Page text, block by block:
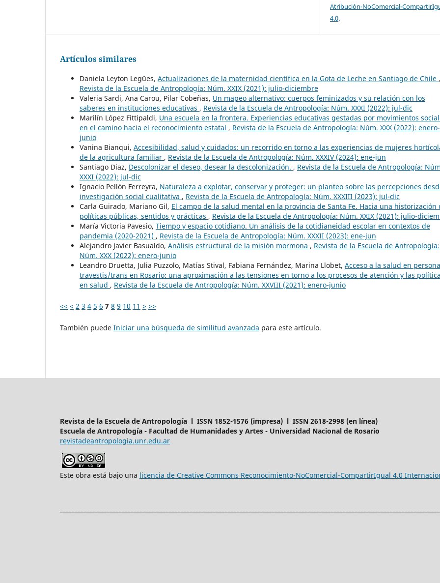
Atribución-NoComercial-
4.0.
Artículos similares
Daniela Leyton Legües, Actualizaciones de la maternidad científica en la Gota de Leche en Santiago de Chile ,
Revista de la Escuela de Antropología: Núm. XXIX (2021): julio-diciembre
Valeria Sardi, Ana Carou, Pilar Cobeñas, Un mapeo alternativo: cuerpos feminizados y su relación con los
saberes en instituciones educativas , Revista de la Escuela de Antropología: Núm. XXXI (2022): jul-dic
Marilín López Fittipaldi, Una escuela en la frontera. Experiencias educativas gestadas por movimientos
en el camino hacia el reconocimiento estatal , Revista de la Escuela de Antropología: Núm. XXX (2022): enero-
junio
Vanina Bianqui, Accesibilidad, salud y cuidados: un recorrido en torno a las experiencias de mujeres
de la agricultura familiar , Revista de la Escuela de Antropología: Núm. XXXIV (2024): ene-jun
Santiago Diaz, Descolonizar el deseo, desear la descolonización. , Revista de la Escuela de Antropología:
XXXI (2022): jul-dic
Ignacio Pellón Ferreyra, Naturaleza a explotar, conservar y proteger: un planteo sobre las percepciones
investigación social cualitativa , Revista de la Escuela de Antropología: Núm. XXXIII (2023): jul-dic
Carla Guirado, Mariano Gil, El campo de la salud mental en la provincia de Santa Fe. Hacia una historización
políticas públicas, sentidos y prácticas , Revista de la Escuela de Antropología: Núm. XXIX (2021): julio-
María Victoria Pavesio, Tiempo y espacio cotidiano. Un análisis de la cotidianeidad escolar en contextos de
pandemia (2020-2021) , Revista de la Escuela de Antropología: Núm. XXXII (2023): ene-jun
Alejandro Javier Basualdo, Análisis estructural de la misión mormona , Revista de la Escuela de Antropología:
Núm. XXX (2022): enero-junio
Leandro Druetta, Julia Puzzolo, Matías Stival, Fabiana Fernández, Marina Llobet, Acceso a la salud en
travestis/trans en Rosario: una aproximación a las tensiones en torno a los procesos de atención y las
en salud , Revista de la Escuela de Antropología: Núm. XXVIII (2021): enero-junio
<< < 2 3 4 5 6 7 8 9 10 11 > >>
También puede Iniciar una búsqueda de similitud avanzada para este artículo.
Revista de la Escuela de Antropología l ISSN 1852-1576 (impresa) l ISSN 2618-2998 (en línea)
Escuela de Antropología - Facultad de Humanidades y Artes - Universidad Nacional de Rosario
revistadeantropologia.unr.edu.ar
Este obra está bajo una licencia de Creative Commons Reconocimiento-NoComercial-CompartirIgual 4.0